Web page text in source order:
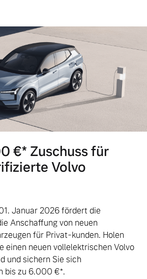
€⁠* Zuschuss für
Volvo
Januar 2026 fördert die
Anschaffung von neuen
für Privat-kunden. Holen
einen neuen vollelektrischen Volvo
und sichern Sie sich
bis zu 6.000 €⁠*.